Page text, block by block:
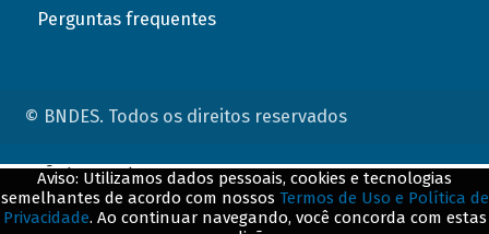
Perguntas frequentes
© BNDES. Todos os direitos reservados
Aviso: Utilizamos dados pessoais, cookies e tecnologias
semelhantes de acordo com nossos Termos de Uso e Política de
Privacidade. Ao continuar navegando, você concorda com estas
ConteÃºdo complementar
${title}${badge}